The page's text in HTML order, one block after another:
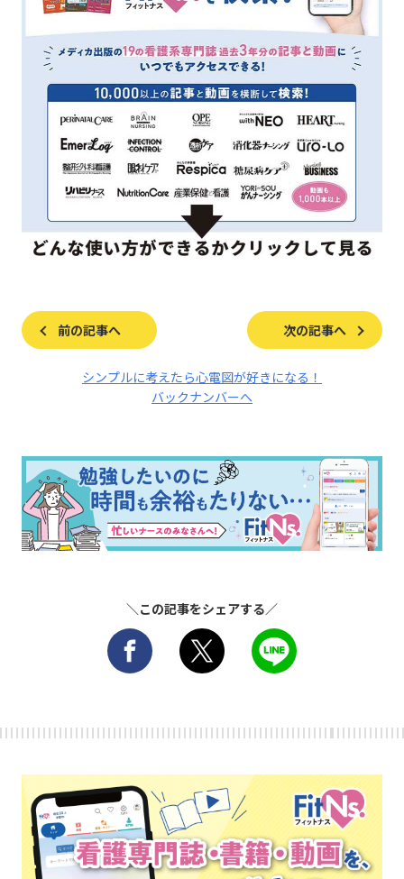
前の記事へ 次の記事へ
シンプルに考えたら心電図が好きになる！
バックナンバーへ
＼この記事をシェアする／